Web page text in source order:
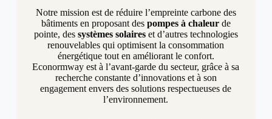
Notre mission est de réduire l’empreinte carbone des
bâtiments en proposant des pompes à chaleurde
pointe, des systèmes solaireset d’autres technologies
renouvelables qui optimisent la consommation
énergétique tout en améliorant le confort.
Econormway est à l’avant-garde du secteur, grâce à sa
recherche constante d’innovations et à son
engagement envers des solutions respectueuses de
l’environnement.